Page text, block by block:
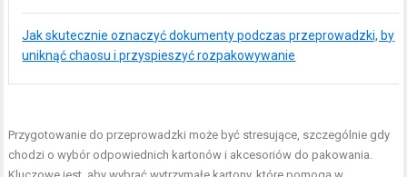
Jak skutecznie oznaczyć dokumenty podczas przeprowadzki, by
uniknąć chaosu i przyspieszyć rozpakowywanie
Przygotowanie do przeprowadzki może być stresujące, szczególnie gdy
chodzi o wybór odpowiednich kartonów i akcesoriów do pakowania.